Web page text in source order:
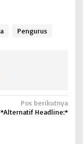
Pengurus
Pos berikutnya
*Alternatif Headline:*